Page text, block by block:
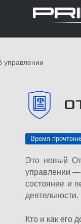
управлении
Время
Это новый
управлении —
состояние и
деятельности.
Кто и как его